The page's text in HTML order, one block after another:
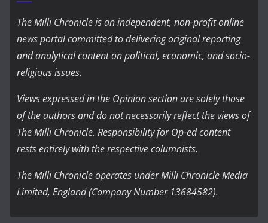
The Milli Chronicle is an independent, non-profit online
news portal committed to delivering original reporting
and analytical content on political, economic, and socio-
religious issues.
Views expressed in the Opinion section are solely those
of the authors and do not necessarily reflect the views of
The Milli Chronicle. Responsibility for Op-ed content
rests entirely with the respective columnists.
The Milli Chronicle operates under Milli Chronicle Media
Limited, England (Company Number 13684582).